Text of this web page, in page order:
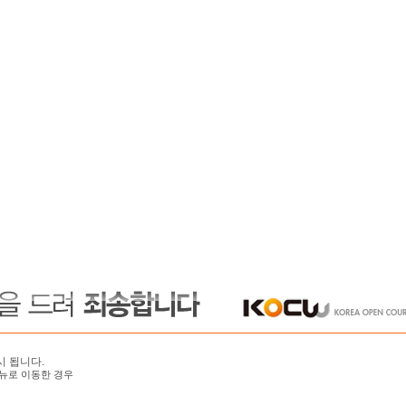
됩니다.
로 이동한 경우